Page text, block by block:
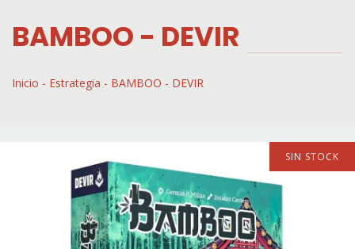
BAMBOO - DEVIR
Inicio - Estrategia - BAMBOO - DEVIR
SIN STOCK